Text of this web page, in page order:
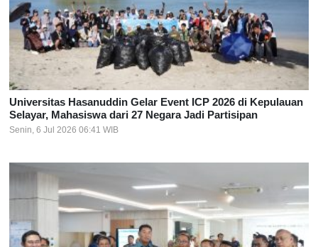
Universitas Hasanuddin Gelar Event ICP 2026 di Kepulauan
Selayar, Mahasiswa dari 27 Negara Jadi Partisipan
Senin, 6 Jul 2026 06:41 WIB